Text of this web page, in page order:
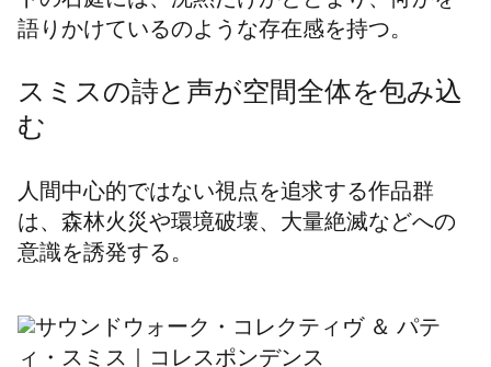
語りかけているのような存在感を持つ。
スミスの詩と声が空間全体を包み込
む
人間中心的ではない視点を追求する作品群
は、森林火災や環境破壊、大量絶滅などへの
意識を誘発する。